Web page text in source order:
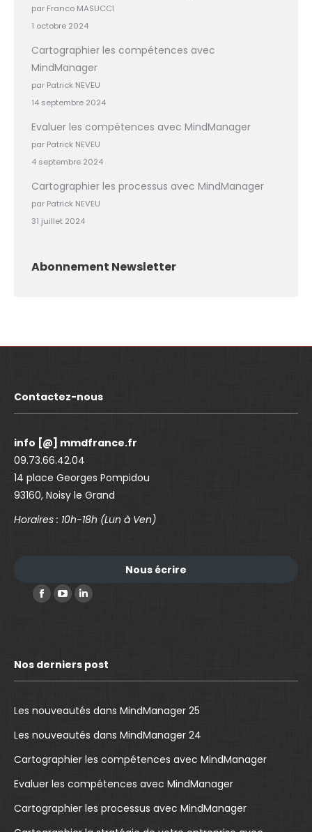
par Franco MASUCCI
1 octobre 2024
Cartographier les compétences avec
MindManager
par Patrick NEVEU
14 septembre 2024
Evaluer les compétences avec MindManager
par Patrick NEVEU
4 septembre 2024
Cartographier les processus avec MindManager
par Patrick NEVEU
31 juillet 2024
Abonnement Newsletter
Contactez-nous
info [@] mmdfrance.fr
09.73.66.42.04
14 place Georges Pompidou
93160, Noisy le Grand
Horaires : 10h-18h (Lun à Ven)
Nous écrire
Trouvez nous sur :
F
o
a
g
o
Y
e
g
e
o
L
e
I
n
a
g
e
Nos derniers post
Les nouveautés dans MindManager 25
Les nouveautés dans MindManager 24
Cartographier les compétences avec MindManager
Evaluer les compétences avec MindManager
Cartographier les processus avec MindManager